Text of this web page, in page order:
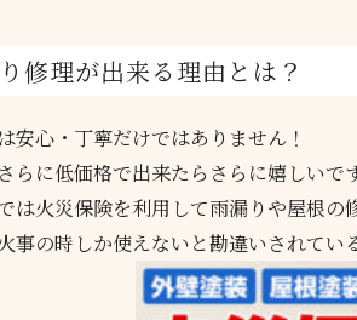
修理が出来る理由とは？
安心・丁寧だけではありません！
らに低価格で出来たらさらに嬉しいで
は火災保険を利用して雨漏りや屋根の
事の時しか使えないと勘違いされてい